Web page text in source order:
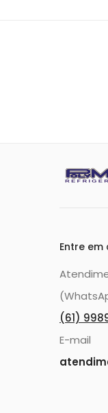
Entre
(61)
E-mail